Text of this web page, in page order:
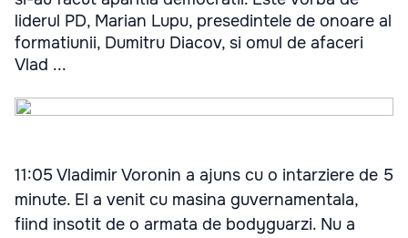
liderul PD, Marian Lupu, presedintele de onoare al
formatiunii, Dumitru Diacov, si omul de afaceri
Vlad ...
11:05 Vladimir Voronin a ajuns cu o intarziere de 5
minute. El a venit cu masina guvernamentala,
fiind insotit de o armata de bodyguarzi. Nu a